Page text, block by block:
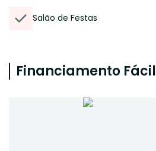
Salão de Festas
Financiamento Fácil